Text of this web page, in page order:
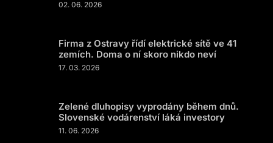
02. 06. 2026
Firma z Ostravy řídí elektrické sítě ve 41
zemích. Doma o ní skoro nikdo neví
17. 03. 2026
Zelené dluhopisy vyprodány během dnů.
Slovenské vodárenství láká investory
11. 06. 2026